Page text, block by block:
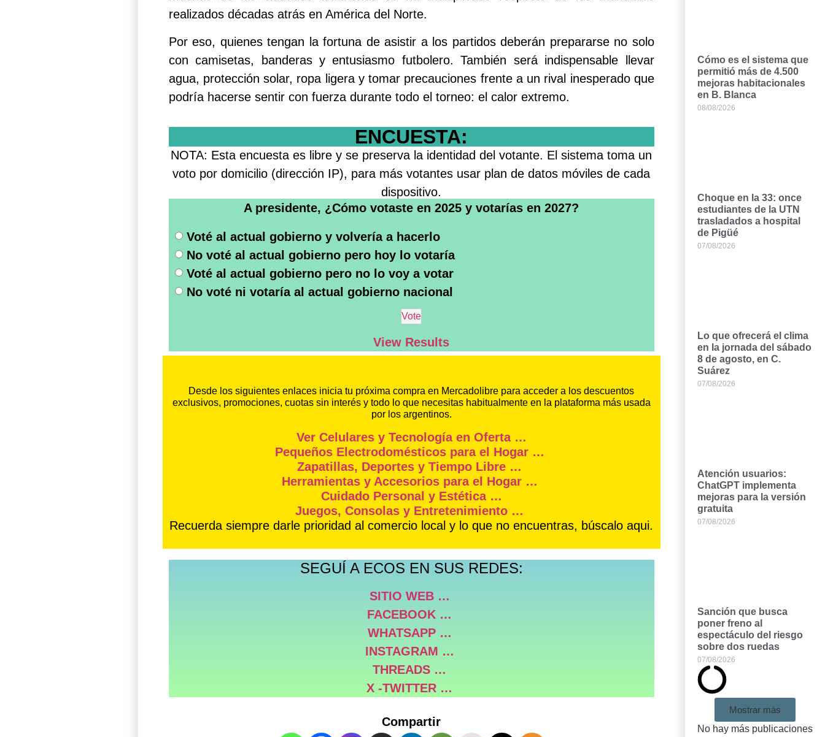
realizados décadas atrás en América del Norte.
Por eso, quienes tengan la fortuna de asistir a los partidos deberán prepararse no solo
con camisetas, banderas y entusiasmo futbolero. También será indispensable llevar
agua, protección solar, ropa ligera y tomar precauciones frente a un rival inesperado que
podría hacerse sentir con fuerza durante todo el torneo: el calor extremo.
ENCUESTA:
A presidente, ¿Cómo votaste en 2025 y votarías en 2027?
Voté al actual gobierno y volvería a hacerlo
No voté al actual gobierno pero hoy lo votaría
Voté al actual gobierno pero no lo voy a votar
No voté ni votaría al actual gobierno nacional
View Results
NOTA: Esta encuesta es libre y se preserva la identidad del votante. El sistema toma un
voto por domicilio (dirección IP), para más votantes usar plan de datos móviles de cada
dispositivo.
Desde los siguientes enlaces inicia tu próxima compra en Mercadolibre para acceder a los descuentos
exclusivos, promociones, cuotas sin interés y todo lo que necesitas habitualmente en la plataforma más usada
por los argentinos.
Ver Celulares y Tecnología en Oferta …
Pequeños Electrodomésticos para el Hogar …
Zapatillas, Deportes y Tiempo Libre …
Herramientas y Accesorios para el Hogar …
Cuidado Personal y Estética …
Juegos, Consolas y Entretenimiento …
Recuerda siempre darle prioridad al comercio local y lo que no encuentras, búscalo aqui.
SEGUÍ A ECOS EN SUS REDES:
SITIO WEB …
FACEBOOK …
WHATSAPP …
INSTAGRAM …
THREADS …
X -TWITTER …
Compartir
Cómo es el sistema que
permitió más de 4.500
mejoras habitacionales
en B. Blanca
08/08/2026
Choque en la 33: once
estudiantes de la UTN
trasladados a hospital
de Pigüé
07/08/2026
Lo que ofrecerá el clima
en la jornada del sábado
8 de agosto, en C.
Suárez
07/08/2026
Atención usuarios:
ChatGPT implementa
mejoras para la versión
gratuita
07/08/2026
Sanción que busca
poner freno al
espectáculo del riesgo
sobre dos ruedas
07/08/2026
Mostrar más
No hay más publicaciones